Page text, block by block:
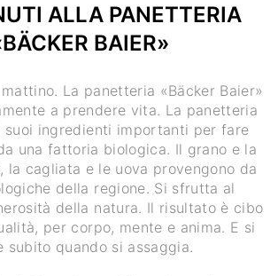
ALLA PANETTERIA
BAIER»
La panetteria «Bäcker Baier»
a prendere vita. La panetteria
ingredienti importanti per fare
una fattoria biologica. Il grano e la
la cagliata e le uova provengono da
della regione. Si sfrutta al
della natura. Il risultato è cibo
per corpo, mente e anima. E si
subito quando si assaggia.